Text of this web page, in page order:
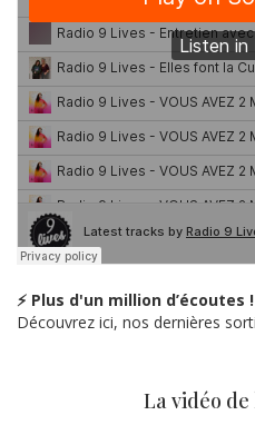
⚡ Plus d'un million d’écoutes !
Découvrez ici, nos dernières
La vidéo